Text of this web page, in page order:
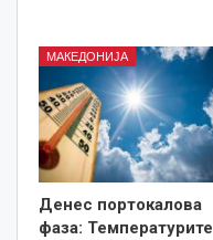
МАКЕДОНИЈА
Денес портокалова
фаза: Температурите